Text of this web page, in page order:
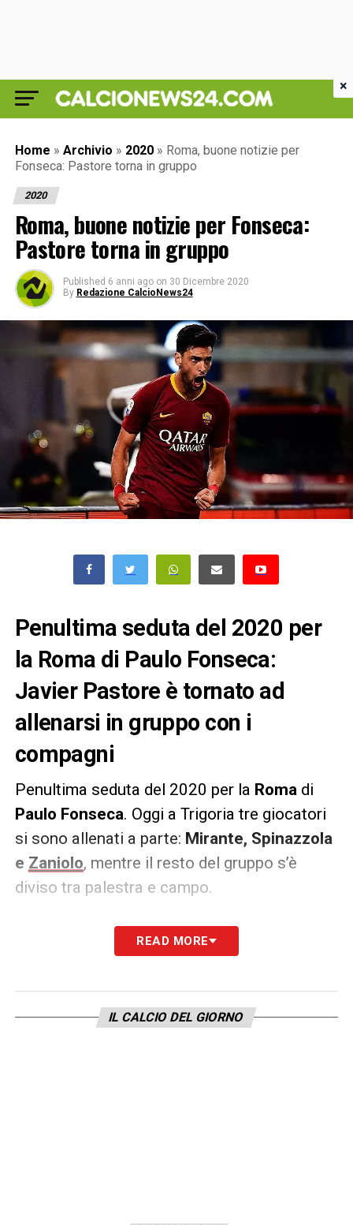
Home » Archivio » 2020 » Roma, buone notizie per
Fonseca: Pastore torna in gruppo
2020
Roma, buone notizie per Fonseca:
Pastore torna in gruppo
Published 6 anni ago on 30 Dicembre 2020
By Redazione CalcioNews24
Penultima seduta del 2020 per
la Roma di Paulo Fonseca:
Javier Pastore è tornato ad
allenarsi in gruppo con i
compagni
Penultima seduta del 2020 per la Romadi
Paulo Fonseca. Oggi a Trigoria tre giocatori
si sono allenati a parte: Mirante, Spinazzola
e Zaniolo, mentre il resto del gruppo s’è
diviso tra palestra e campo.
La buona notizia per misterFonseca
ritorno in squadra diJavier Pastore,
allenamento con i compagni.
READ MORE
IL CALCIO DEL GIORNO
×